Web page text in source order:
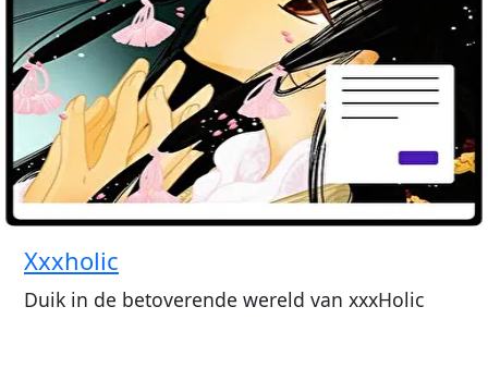
Xxxholic
Duik in de betoverende wereld van xxxHolic